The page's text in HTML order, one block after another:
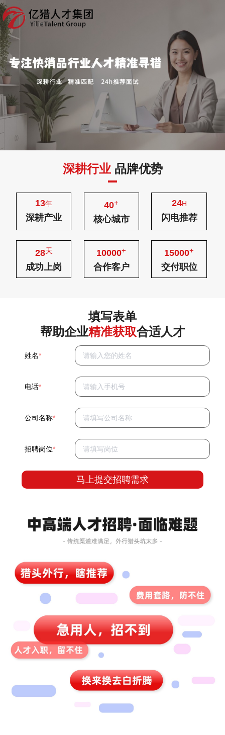
深耕行业品牌优势
13年
深耕产业
40+
核心城市
24H
闪电推荐
28天
成功上岗
10000+
合作客户
15000+
交付职位
填写表单
帮助企业精准获取合适人才
姓名*
电话*
公司名称*
招聘岗位*
马上提交招聘需求